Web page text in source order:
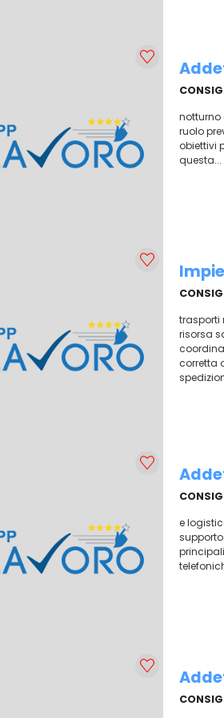
notturno
ruolo
obiettivi
questa...
trasporti
risorsa
corretta
e